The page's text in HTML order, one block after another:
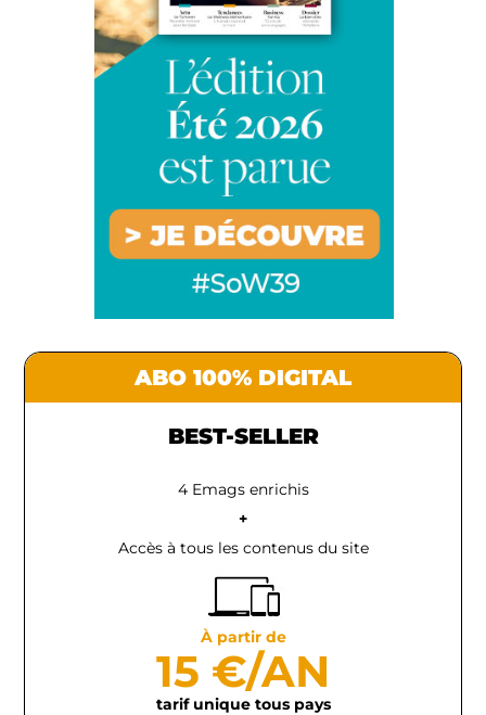
ABO 100% DIGITAL
BEST-SELLER
4 Emags enrichis
+
Accès à tous les contenus du site
À partir de
15 €/AN
tarif unique tous pays